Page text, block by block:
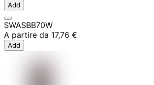
Add
SWASBB70W
A partire da 17,76 €
Add